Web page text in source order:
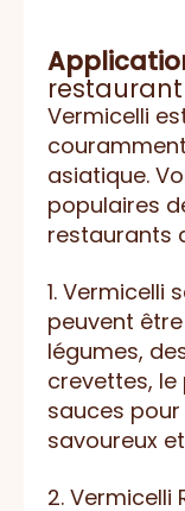
restaurant
Vermicelli
asiatique.
populaires
restaurants
1. Vermicelli
peuvent
légumes,
crevettes,
sauces
savoureux
2. Vermicelli